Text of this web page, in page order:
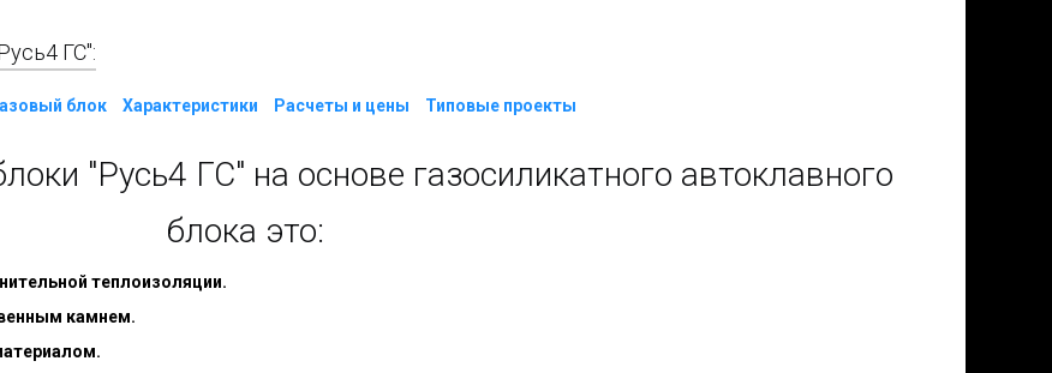
ГС":
блок Характеристики Расчеты и цены Типовые проекты
"Русь4 ГС" на основе газосиликатного автоклавного
блока это:
теплоизоляции.
камнем.